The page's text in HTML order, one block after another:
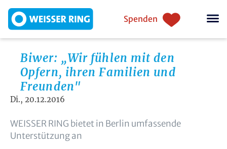
Spenden
Biwer: „Wir fühlen mit den
Opfern, ihren Familien und
Freunden"
Di., 20.12.2016
WEISSER RING bietet in Berlin umfassende
Unterstützung an